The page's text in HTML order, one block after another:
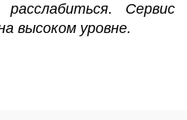
Сервис
высоком уровне.